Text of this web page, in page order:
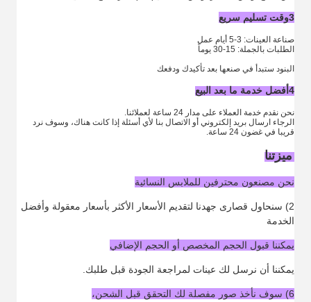
3وقت تسليم سريع
صناعة العينات: 3-5 أيام عمل
الطلبات بالجملة: 15-30 يوماً
البنود ستبدأ في صنعها بعد تأكيدك ودفعك
4أفضل خدمة ما بعد البيع
نحن نقدم خدمة العملاء على مدار 24 ساعة لعملائنا.
الرجاء ارسال بريد إلكتروني أو الاتصال بنا لأي أسئلة إذا كانت هناك، وسوف نرد
قريبا في غضون 24 ساعة.
ميزتنا
نحن مصنعون محترفين للملابس النسائية
2) سنحاول قصارى جهدنا لتقديم الأسعار الأكثر بأسعار معقولة وأفضل
الخدمة
يمكننا قبول الحجم المخصص أو الحجم الإضافي
يمكننا أن نرسل لك عينات لمراجعة الجودة قبل طلبك.
6) سوف نأخذ صور مفصلة لك التحقق قبل الشحن،